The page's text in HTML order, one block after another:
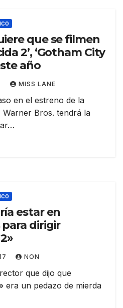
que se filmen
2’, ‘Gotham City
año
MISS LANE
en el estreno de la
Warner Bros. tendrá la
estar en
dirigir
NON
que dijo que
era un pedazo de mierda